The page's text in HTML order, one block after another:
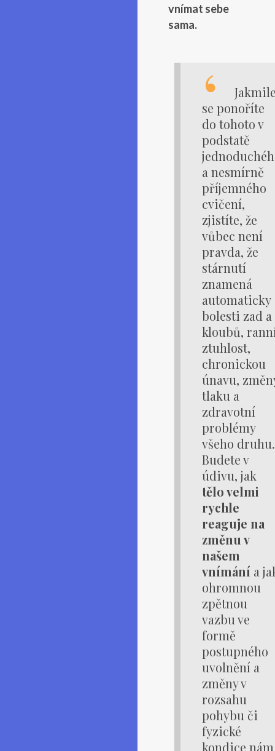
vnímat sebe
sama.
se ponoříte
do tohoto v
podstatě
a nesmírně
příjemného
cvičení,
zjistíte, že
vůbec není
pravda, že
stárnutí
znamená
automaticky
bolesti zad a
kloubů,
ztuhlost,
chronickou
únavu,
tlaku a
zdravotní
problémy
všeho druhu.
Budete v
údivu, jak
tělo velmi
rychle
reaguje na
změnu v
našem
vnímání a
ohromnou
zpětnou
vazbu ve
formě
postupného
uvolnění a
změny v
rozsahu
pohybu či
fyzické
kondice nám